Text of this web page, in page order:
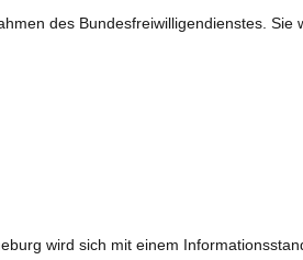
des Bundesfreiwilligendienstes. Sie
wird sich mit einem